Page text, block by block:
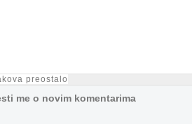
preostalo
me o novim komentarima